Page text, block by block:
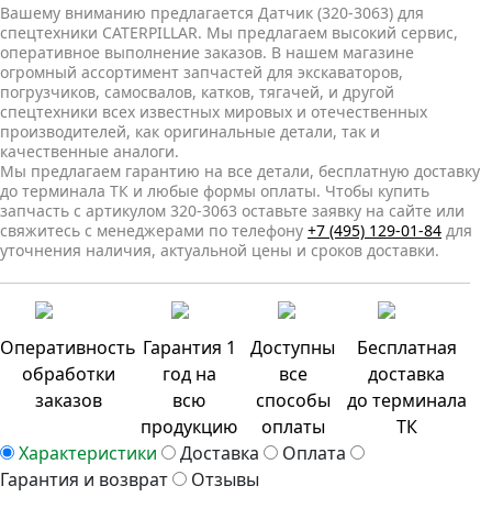
Вашему вниманию предлагается Датчик (320-3063) для
спецтехники CATERPILLAR. Мы предлагаем высокий сервис,
оперативное выполнение заказов. В нашем магазине
огромный ассортимент запчастей для экскаваторов,
погрузчиков, самосвалов, катков, тягачей, и другой
спецтехники всех известных мировых и отечественных
производителей, как оригинальные детали, так и
качественные аналоги.
Мы предлагаем гарантию на все детали, бесплатную доставку
до терминала ТК и любые формы оплаты. Чтобы купить
запчасть с артикулом 320-3063 оставьте заявку на сайте или
свяжитесь с менеджерами по телефону +7 (495) 129-01-84 для
уточнения наличия, актуальной цены и сроков доставки.
Оперативность
обработки
заказов
Гарантия 1
год на
всю
продукцию
Доступны
все
способы
оплаты
Бесплатная
доставка
до терминала
ТК
Характеристики
Доставка
Оплата
Гарантия и возврат
Отзывы